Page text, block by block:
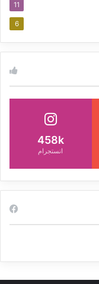
11
6
458k
انستجرام